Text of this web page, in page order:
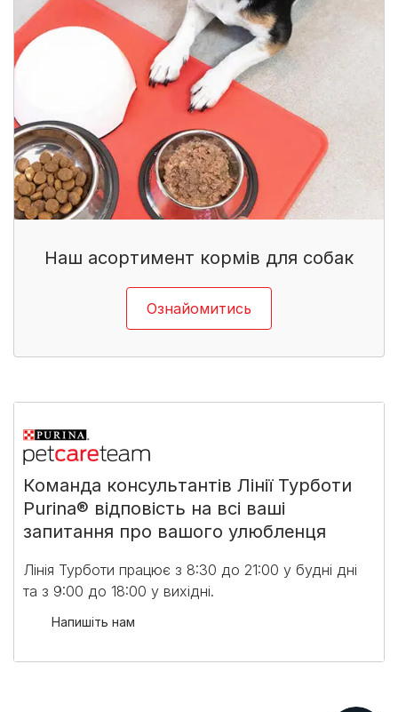
Наш асортимент кормів для собак​
Ознайомитись
Команда консультантів Лінії Турботи
Purina® відповість на всі ваші
запитання про вашого улюбленця
Лінія Турботи працює з 8:30 до 21:00 у будні дні
та з 9:00 до 18:00 у вихідні.​
Напишіть нам